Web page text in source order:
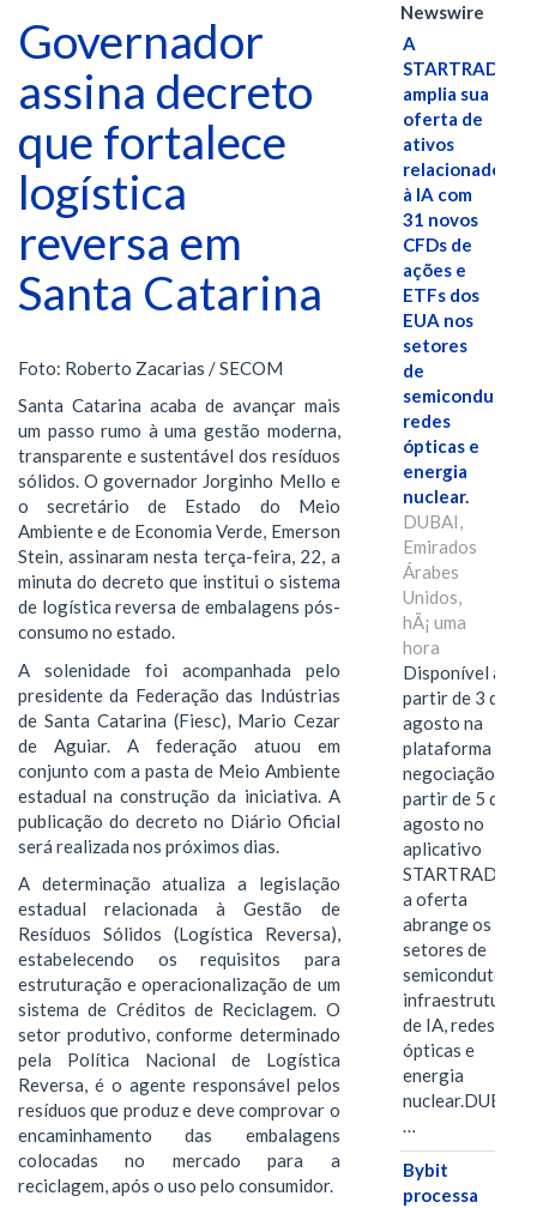
Governador
assina decreto
que fortalece
logística
reversa em
Santa Catarina
Foto: Roberto Zacarias / SECOM
Santa Catarina acaba de avançar mais
um passo rumo à uma gestão moderna,
transparente e sustentável dos resíduos
sólidos. O governador Jorginho Mello e
o secretário de Estado do Meio
Ambiente e de Economia Verde, Emerson
Stein, assinaram nesta terça-feira, 22, a
minuta do decreto que institui o sistema
de logística reversa de embalagens pós-
consumo no estado.
A solenidade foi acompanhada pelo
presidente da Federação das Indústrias
de Santa Catarina (Fiesc), Mario Cezar
de Aguiar. A federação atuou em
conjunto com a pasta de Meio Ambiente
estadual na construção da iniciativa. A
publicação do decreto no Diário Oficial
será realizada nos próximos dias.
A determinação atualiza a legislação
estadual relacionada à Gestão de
Resíduos Sólidos (Logística Reversa),
estabelecendo os requisitos para
estruturação e operacionalização de um
sistema de Créditos de Reciclagem. O
setor produtivo, conforme determinado
pela Política Nacional de Logística
Reversa, é o agente responsável pelos
resíduos que produz e deve comprovar o
encaminhamento das embalagens
colocadas no mercado para a
reciclagem, após o uso pelo consumidor.
Newswire
A
STARTRADER
amplia sua
oferta de
ativos
relacionados
à IA com
31 novos
CFDs de
ações e
ETFs dos
EUA nos
setores
de
redes
ópticas e
energia
nuclear.
DUBAI,
Emirados
Árabes
Unidos,
hÃ¡ uma
hora
Disponível a
partir de 3 de
agosto na
plataforma de
negociação e a
partir de 5 de
agosto no
aplicativo
STARTRADER,
a oferta
abrange os
setores de
semicondutores,
infraestrutura
de IA, redes
ópticas e
energia
nuclear.DUBAI,
…
Bybit
processa